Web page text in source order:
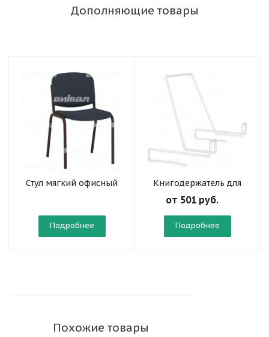
Дополняющие товары
Стул мягкий офисный
Подробнее
Книгодержатель для
стола ученического
от 501 руб.
Подробнее
Похожие товары